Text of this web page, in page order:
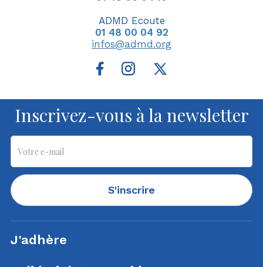
ADMD Ecoute
01 48 00 04 92
infos@admd.org
Inscrivez-vous à la newsletter
S'inscrire
J'adhère